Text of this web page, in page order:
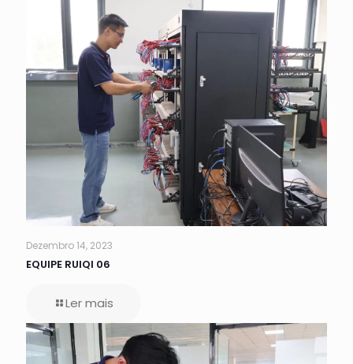
Dezembro 14, 2023
EQUIPE RUIQI 06
Ler mais